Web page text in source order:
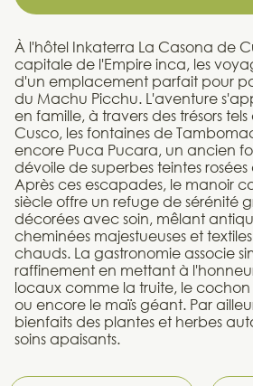
À l'hôtel Inkaterra La Casona de
capitale de l'Empire inca, les
d'un emplacement parfait pour
du Machu Picchu. L'aventure
en famille, à travers des trésors
Cusco, les fontaines de
encore Puca Pucara, un ancien
dévoile de superbes teintes
Après ces escapades, le manoir
siècle offre un refuge de sérénité
décorées avec soin, mêlant
cheminées majestueuses et
chauds. La gastronomie associe
raffinement en mettant à
locaux comme la truite, le
ou encore le maïs géant. Par
bienfaits des plantes et herbes
soins apaisants.